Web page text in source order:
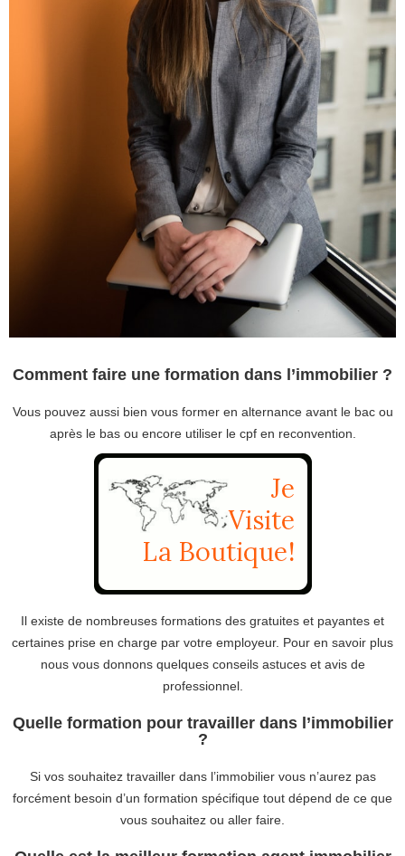
Comment faire une formation dans l’immobilier ?
Vous pouvez aussi bien vous former en alternance avant le bac ou
après le bas ou encore utiliser le cpf en reconvention.
Il existe de nombreuses formations des gratuites et payantes et
certaines prise en charge par votre employeur. Pour en savoir plus
nous vous donnons quelques conseils astuces et avis de
professionnel.
Quelle formation pour travailler dans l’immobilier
?
Si vos souhaitez travailler dans l’immobilier vous n’aurez pas
forcément besoin d’un formation spécifique tout dépend de ce que
vous souhaitez ou aller faire.